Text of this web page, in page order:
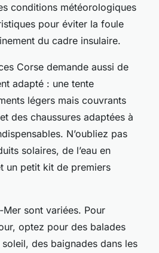
conditions météorologiques
pour éviter la foule
du cadre insulaire.
Corse demande aussi de
adapté : une tente
légers mais couvrants
des chaussures adaptées à
N’oubliez pas
solaires, de l’eau en
un petit kit de premiers
sont variées. Pour
optez pour des balades
des baignades dans les